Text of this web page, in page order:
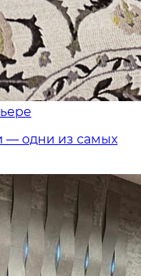
— одни из самых